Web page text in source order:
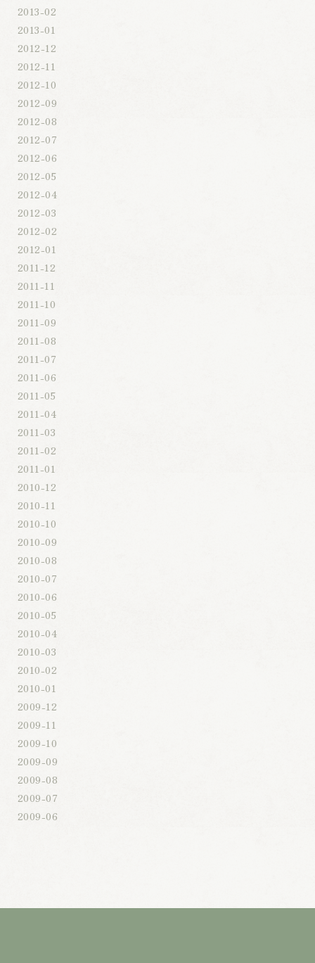
2013-02
2013-01
2012-12
2012-11
2012-10
2012-09
2012-08
2012-07
2012-06
2012-05
2012-04
2012-03
2012-02
2012-01
2011-12
2011-11
2011-10
2011-09
2011-08
2011-07
2011-06
2011-05
2011-04
2011-03
2011-02
2011-01
2010-12
2010-11
2010-10
2010-09
2010-08
2010-07
2010-06
2010-05
2010-04
2010-03
2010-02
2010-01
2009-12
2009-11
2009-10
2009-09
2009-08
2009-07
2009-06